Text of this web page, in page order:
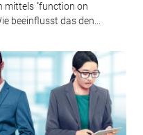
mittels "function on
beeinflusst das den...